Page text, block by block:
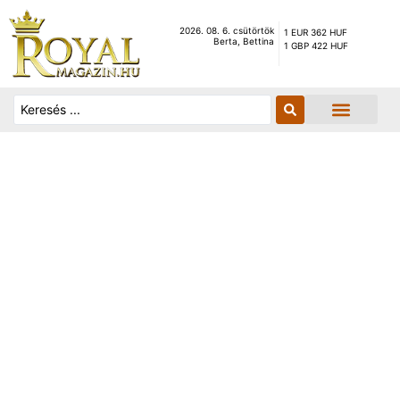
2026. 08. 6. csütörtök
Berta, Bettina
1 EUR 362 HUF
1 GBP 422 HUF